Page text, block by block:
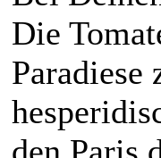
Die
Paradiese
den Paris